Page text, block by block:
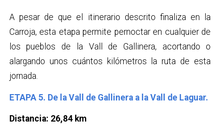
A pesar de que el itinerario descrito finaliza en la
Carroja, esta etapa permite pernoctar en cualquier de
los pueblos de la Vall de Gallinera, acortando o
alargando unos cuántos kilómetros la ruta de esta
jornada.
ETAPA 5. De la Vall de Gallinera a la Vall de Laguar.
Distancia: 26,84 km